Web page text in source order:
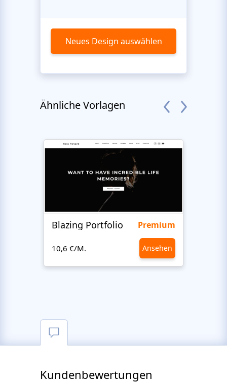
Neues Design auswählen
Ähnliche Vorlagen
Blazing Portfolio Premium
10,6 €/M. Ansehen
Kundenbewertungen